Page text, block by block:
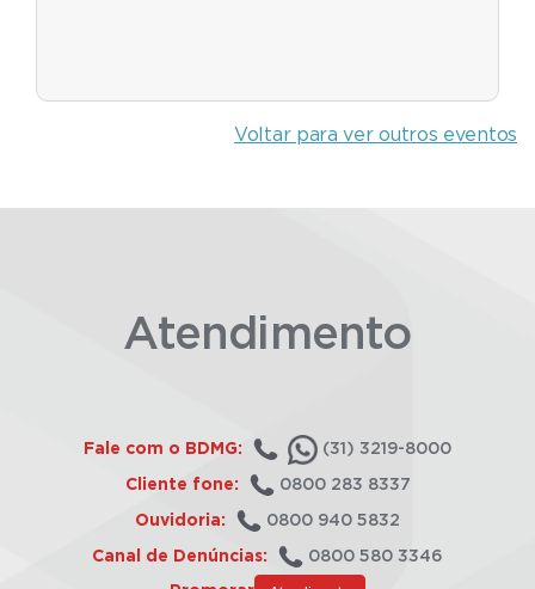
Voltar para ver outros eventos
Atendimento
Fale com o BDMG: (31) 3219-8000
Cliente fone: 0800 283 8337
Ouvidoria: 0800 940 5832
Canal de Denúncias: 0800 580 3346